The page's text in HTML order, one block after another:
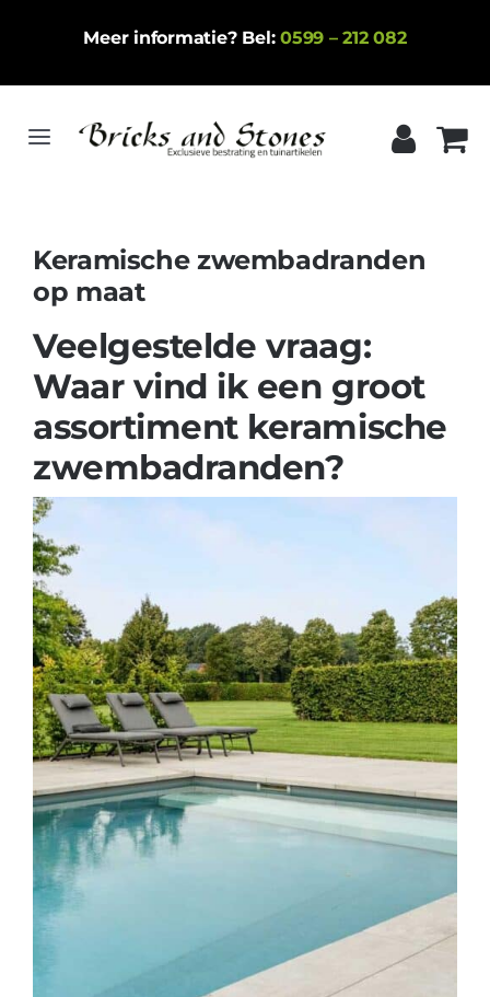
Meer informatie? Bel:0599 – 212 082
Toggle
Keramische tegels
Natuursteen
Betontegels
Siergrind
Contact
Offerte aanvragen
Keramische zwembadranden
op maat
Veelgestelde vraag:
Waar vind ik een groot
assortiment keramische
zwembadranden?